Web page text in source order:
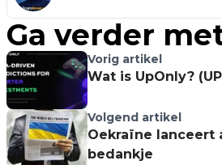
Ga verder
Vorig artikel
Wat is UpOnly?
Volgend artikel
Oekraïne lanceert
bedankje